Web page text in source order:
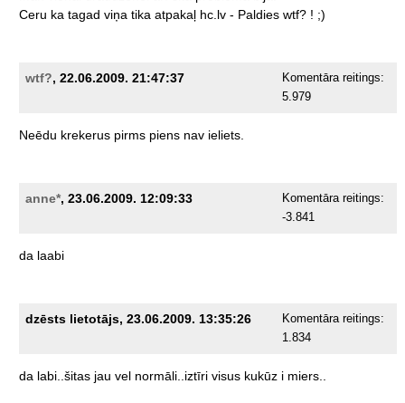
Ceru ka tagad viņa tika atpakaļ hc.lv - Paldies wtf? ! ;)
wtf?, 22.06.2009. 21:47:37
Komentāra reitings:
5.979
Neēdu krekerus pirms piens nav ieliets.
anne*, 23.06.2009. 12:09:33
Komentāra reitings:
-3.841
da laabi
dzēsts lietotājs, 23.06.2009. 13:35:26
Komentāra reitings:
1.834
da labi..šitas jau vel normāli..iztīri visus kukūz i miers..